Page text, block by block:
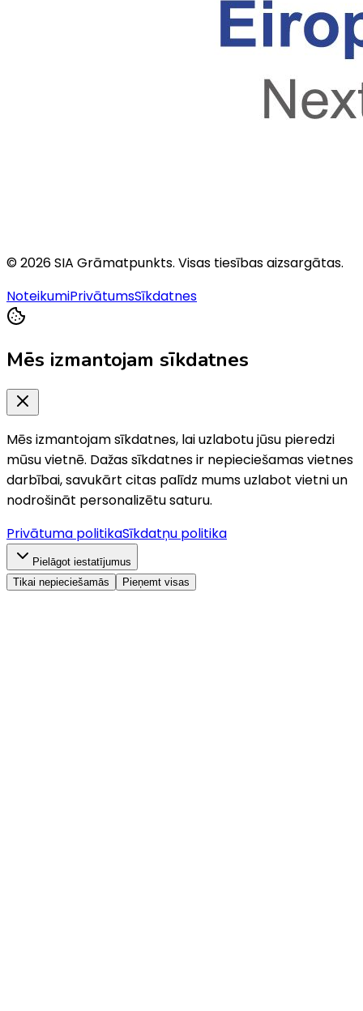
©2026SIA Grāmatpunkts. Visas tiesības aizsargātas.
NoteikumiPrivātumsSīkdatnes
Mēs izmantojam sīkdatnes
Mēs izmantojam sīkdatnes, lai uzlabotu jūsu pieredzi
mūsu vietnē. Dažas sīkdatnes ir nepieciešamas vietnes
darbībai, savukārt citas palīdz mums uzlabot vietni un
nodrošināt personalizētu saturu.
Privātuma politikaSīkdatņu politika
Pielāgot iestatījumus
Tikai nepieciešamās
Pieņemt visas